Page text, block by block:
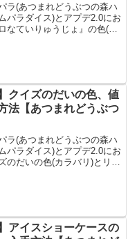
ラ(あつまれどうぶつの森ハ
パラダイス)とアプデ2.0にお
なていりゅうじょ』の色(カ
クイズのだいの色、値
法【あつまれどうぶつ
ラ(あつまれどうぶつの森ハ
パラダイス)とアプデ2.0にお
のだいの色(カラバリ)とリメ
アイスショーケースの